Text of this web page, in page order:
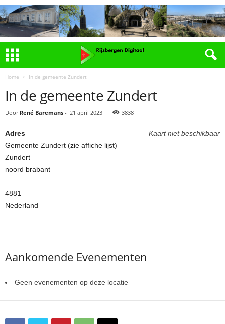
Home In de gemeente Zundert
In de gemeente Zundert
Door René Baremans - 21 april 2023 3838
Kaart niet beschikbaar
Adres
Gemeente Zundert (zie affiche lijst)
Zundert
noord brabant
4881
Nederland
Aankomende Evenementen
Geen evenementen op deze locatie